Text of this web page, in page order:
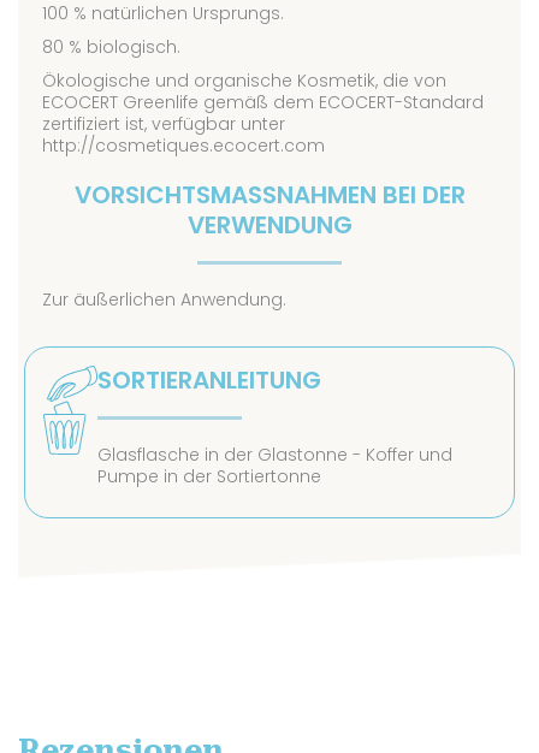
100 % natürlichen Ursprungs.
80 % biologisch.
Ökologische und organische Kosmetik, die von
ECOCERT Greenlife gemäß dem ECOCERT-Standard
zertifiziert ist, verfügbar unter
http://cosmetiques.ecocert.com
VORSICHTSMASSNAHMEN BEI DER V
ERWENDUNG
Zur äußerlichen Anwendung.
SORTIERANLEITUNG
Glasflasche in der Glastonne - Koffer und
Pumpe in der Sortiertonne